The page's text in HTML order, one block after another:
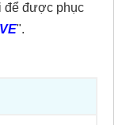
để được phục
".